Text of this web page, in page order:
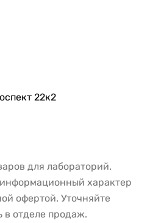
22к2
для лабораторий.
характер
офертой. Уточняйте
в отделе продаж.